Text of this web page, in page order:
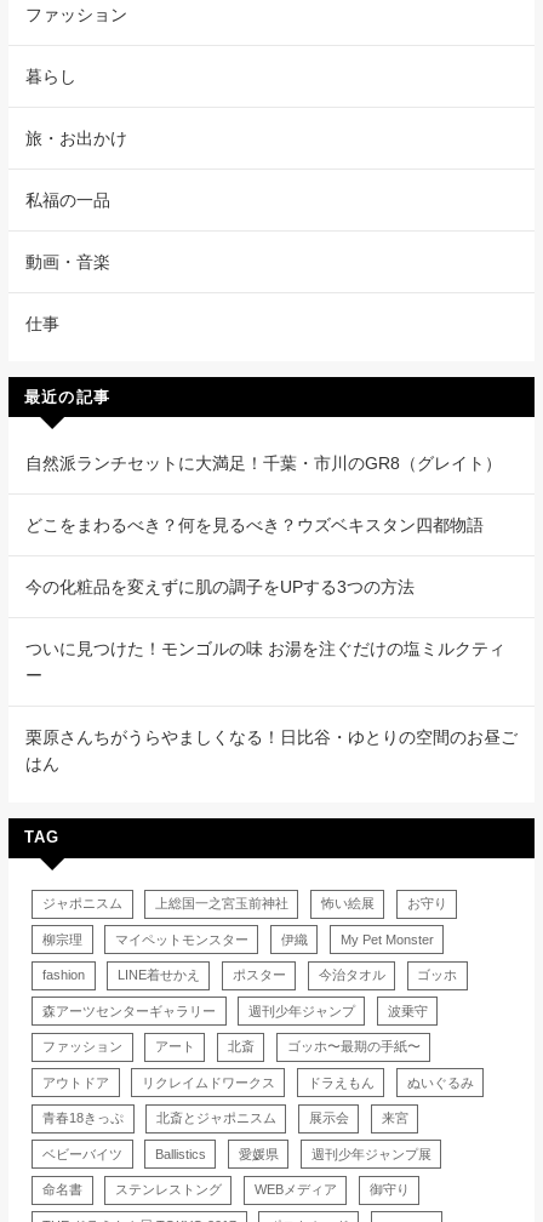
ファッション
暮らし
旅・お出かけ
私福の一品
動画・音楽
仕事
最近の記事
自然派ランチセットに大満足！千葉・市川のGR8（グレイト）
どこをまわるべき？何を見るべき？ウズベキスタン四都物語
今の化粧品を変えずに肌の調子をUPする3つの方法
ついに見つけた！モンゴルの味 お湯を注ぐだけの塩ミルクティ
ー
栗原さんちがうらやましくなる！日比谷・ゆとりの空間のお昼ご
はん
TAG
ジャポニスム 上総国一之宮玉前神社 怖い絵展 お守り
柳宗理 マイペットモンスター 伊織 My Pet Monster
fashion LINE着せかえ ポスター 今治タオル ゴッホ
森アーツセンターギャラリー 週刊少年ジャンプ 波乗守
ファッション アート 北斎 ゴッホ〜最期の手紙〜
アウトドア リクレイムドワークス ドラえもん ぬいぐるみ
青春18きっぷ 北斎とジャポニスム 展示会 来宮
ベビーバイツ Ballistics 愛媛県 週刊少年ジャンプ展
命名書 ステンレストング WEBメディア 御守り